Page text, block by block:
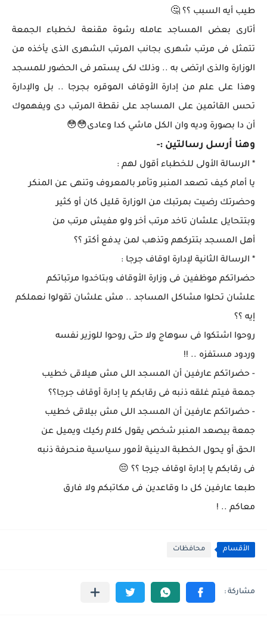
طيب أيه السبب ؟؟ 🤔
أتارى بعض المساجد عامله رشوة مقنعة لخطباء الجمعة
تتمثل فى مرتب شهرى بجانب المرتب الشهرى الذى يأخذه من
الوزارة والذى ارتضى به .. وذلك لكى يستمر فى الحضور للمسجد
وهذا على علم من إدارة الأوقاف الموقره بجرجا .. بل والإدارة
تحس القائمين على المساجد على نقطة المرتب دى ويفهموك
أن دا بصورة وديه وان الكل ماشي كدا وعادى😳😳
وهنا أرسل رسالتين :-
* الرسالة الأولى للخطباء أقول لهم :
يا أمام كيف تصعد المنبر وتأمر بالمعروف وتنهى عن المنكر
وحضرتك رضيت بمرتبك من الوزارة قليل كان أو كثير
وبتتحايل علشان تاخد مرتب أخر ولو مفيش مرتب من
أهل المسجد بتتركهم وتذهب لمن يدفع أكتر ؟؟
* الرسالة الثانية لإدارة اوقاف جرجا :
حضراتكم موظفين فى وزارة الأوقاف وبتاخدوا مرتباتكم
علشان تحلوا مشاكل المساجد .. مش علشان تقولوا نعملكم
إيه ؟؟
روحوا اشتكوا فى سوهاج ولا حتى روحوا للوزير نفسه
وردود مستفزه .. !!
- حضراتكم عارفين أن المسجد اللى مش هيلاقى خطيب
جمعة فيتم غلقه ذنبه فى رقابكم يا إدارة أوقاف جرجا؟؟
- حضراتكم عارفين أن المسجد اللى مش بيلاقى خطيب
جمعة بيصعد المنبر شخص يقول كلام ركيك ويميل عن
الحق أو يحول الخطبة الدينية لأمور سياسية منحرفة ذنبه
فى رقابكم يا إدارة اوقاف جرجا ؟؟ 😔
طبعا عارفين كل دا وقاعدين فى مكاتبكم ولا فارق
معاكم .. !
الأقسام محافظات